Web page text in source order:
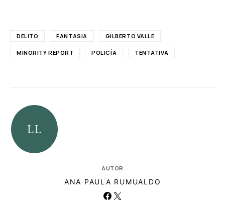
DELITO FANTASIA GILBERTO VALLE
MINORITY REPORT POLICÍA TENTATIVA
AUTOR
ANA PAULA RUMUALDO